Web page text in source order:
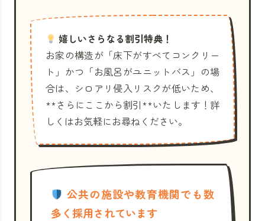
嬉しいさらなる割引特典！
お家の構造が「床下がすべてコンクリー
ト」かつ「お風呂がユニットバス」の場
合は、シロアリ侵入リスクが低いため、
**さらにここから割引**いたします！詳
しくはお気軽にお尋ねください。
公共の施設や教育機関でも数
多く採用されています